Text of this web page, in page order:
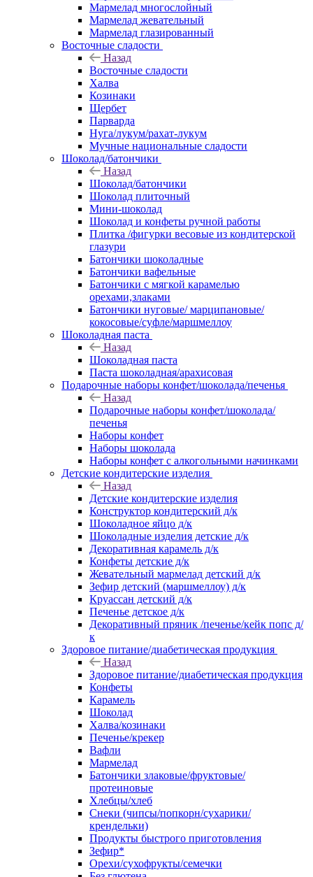
Мармелад многослойный
Мармелад жевательный
Мармелад глазированный
Восточные сладости
Назад
Восточные сладости
Халва
Козинаки
Щербет
Парварда
Нуга/лукум/рахат-лукум
Мучные национальные сладости
Шоколад/батончики
Назад
Шоколад/батончики
Шоколад плиточный
Мини-шоколад
Шоколад и конфеты ручной работы
Плитка /фигурки весовые из кондитерской
глазури
Батончики шоколадные
Батончики вафельные
Батончики с мягкой карамелью
орехами,злаками
Батончики нуговые/ марципановые/
кокосовые/суфле/маршмеллоу
Шоколадная паста
Назад
Шоколадная паста
Паста шоколадная/арахисовая
Подарочные наборы конфет/шоколада/печенья
Назад
Подарочные наборы конфет/шоколада/
печенья
Наборы конфет
Наборы шоколада
Наборы конфет с алкогольными начинками
Детские кондитерские изделия
Назад
Детские кондитерские изделия
Конструктор кондитерский д/к
Шоколадное яйцо д/к
Шоколадные изделия детские д/к
Декоративная карамель д/к
Конфеты детские д/к
Жевательный мармелад детский д/к
Зефир детский (маршмеллоу) д/к
Круассан детский д/к
Печенье детское д/к
Декоративный пряник /печенье/кейк попс д/
к
Здоровое питание/диабетическая продукция
Назад
Здоровое питание/диабетическая продукция
Конфеты
Карамель
Шоколад
Халва/козинаки
Печенье/крекер
Вафли
Мармелад
Батончики злаковые/фруктовые/
протеиновые
Хлебцы/хлеб
Снеки (чипсы/попкорн/сухарики/
крендельки)
Продукты быстрого приготовления
Зефир*
Орехи/сухофрукты/семечки